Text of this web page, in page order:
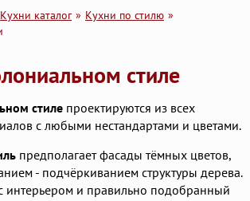
Кухни каталог
Кухни по стилю
стиле
стиле проектируются из всех
с любыми нестандартами и цветами.
предполагает фасады тёмных цветов,
- подчёркиванием структуры дерева.
интерьером и правильно подобранный